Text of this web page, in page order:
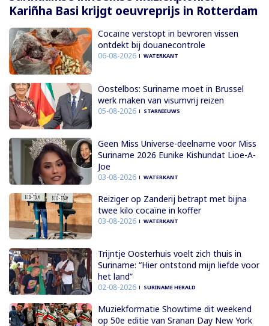
Kariñha Basi krijgt oeuvreprijs in Rotterdam
Cocaïne verstopt in bevroren vissen
ontdekt bij douanecontrole
06-08-2026 WATERKANT
Oostelbos: Suriname moet in Brussel
werk maken van visumvrij reizen
05-08-2026 STARNIEUWS
Geen Miss Universe-deelname voor Miss
Suriname 2026 Eunike Kishundat Lioe-A-
Joe
03-08-2026 WATERKANT
Reiziger op Zanderij betrapt met bijna
twee kilo cocaïne in koffer
03-08-2026 WATERKANT
Trijntje Oosterhuis voelt zich thuis in
Suriname: “Hier ontstond mijn liefde voor
het land”
02-08-2026 SURINAME HERALD
Muziekformatie Showtime dit weekend
op 50e editie van Sranan Day New York